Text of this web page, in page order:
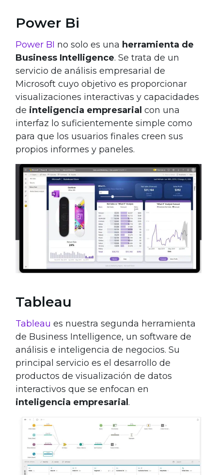
Power Bi
Power BI no solo es una herramienta de
Business Intelligence. Se trata de un
servicio de análisis empresarial de
Microsoft cuyo objetivo es proporcionar
visualizaciones interactivas y capacidades
de inteligencia empresarial con una
interfaz lo suficientemente simple como
para que los usuarios finales creen sus
propios informes y paneles.
Tableau
Tableau es nuestra segunda herramienta
de Business Intelligence, un software de
análisis e inteligencia de negocios. Su
principal servicio es el desarrollo de
productos de visualización de datos
interactivos​ que se enfocan en
inteligencia empresarial .